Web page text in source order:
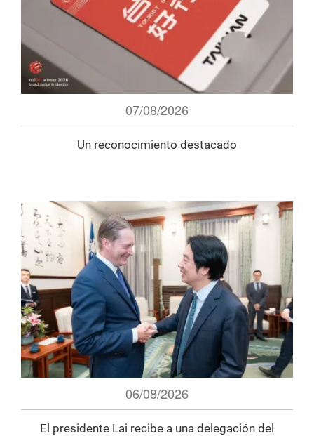
07/08/2026
Un reconocimiento destacado
06/08/2026
El presidente Lai recibe a una delegación del